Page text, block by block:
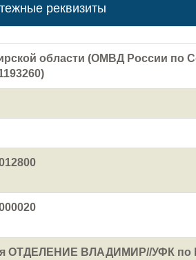
реквизиты
области (ОМВД России по
ОТДЕЛЕНИЕ ВЛАДИМИР//УФК по